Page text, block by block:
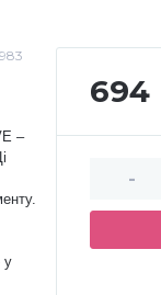
–
у
694
-